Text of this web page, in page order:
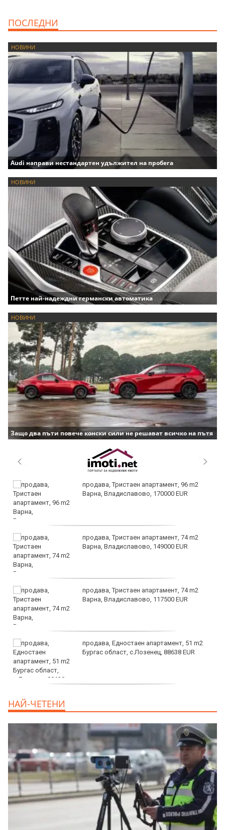
ПОСЛЕДНИ
НОВИНИ
Audi направи нестандартен удължител на пробега
НОВИНИ
Петте най-надеждни германски автоматика
НОВИНИ
Защо два пъти повече конски сили не решават всичко на пътя
продава, Тристаен апартамент, 96 m2
Варна, Владиславово, 170000 EUR
продава, Тристаен апартамент, 74 m2
Варна, Владиславово, 149000 EUR
продава, Тристаен апартамент, 74 m2
Варна, Владиславово, 117500 EUR
продава, Едностаен апартамент, 51 m2
Бургас област, с.Лозенец, 88638 EUR
EUR
НАЙ-ЧЕТЕНИ